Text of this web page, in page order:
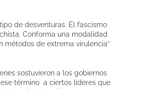
de desventuras. El fascismo
Conforma una modalidad
de extrema virulencia”
sostuvieron a los gobiernos
término a ciertos líderes que